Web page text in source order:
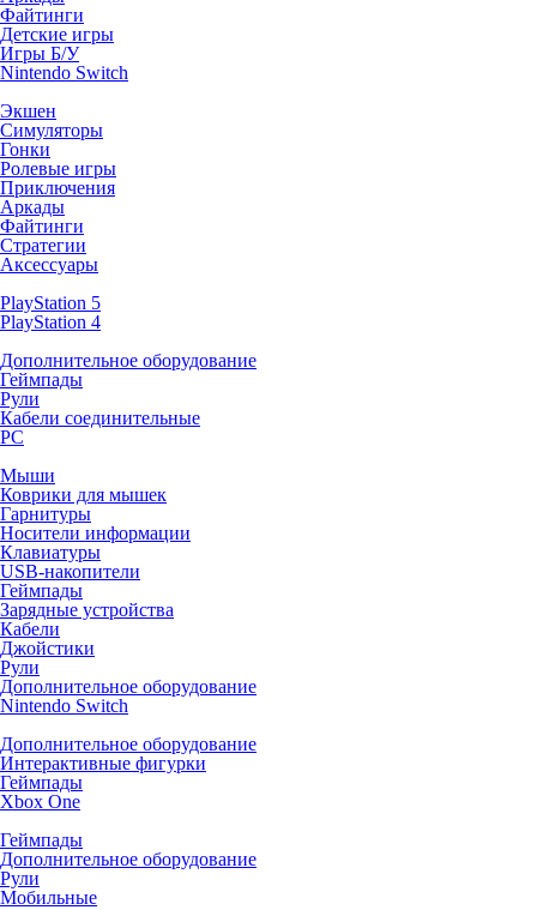
Файтинги
Детские игры
Игры Б/У
Nintendo Switch
Экшен
Симуляторы
Гонки
Ролевые игры
Приключения
Аркады
Файтинги
Стратегии
Аксессуары
PlayStation 5
PlayStation 4
Дополнительное оборудование
Геймпады
Рули
Кабели соединительные
PC
Мыши
Коврики для мышек
Гарнитуры
Носители информации
Клавиатуры
USB-накопители
Геймпады
Зарядные устройства
Кабели
Джойстики
Рули
Дополнительное оборудование
Nintendo Switch
Дополнительное оборудование
Интерактивные фигурки
Геймпады
Xbox One
Геймпады
Дополнительное оборудование
Рули
Мобильные